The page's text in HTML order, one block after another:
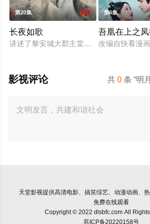
第20集 6.0
长夜如歌
讲述了黎安城大郡主棠溪槿与烈云峥之间
第6集
吾凰在上之
改编自快看漫
共0 条 “明
影视评论
天堂影视提供高清电影、搞笑综艺、动漫动画、
免费在线观看
Copyright © 2022 dlsbfc.com All
苏ICP备20220158号